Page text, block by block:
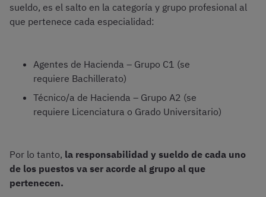
sueldo, es el salto en la categoría y grupo profesional al
que pertenece cada especialidad:
Agentes de Hacienda – Grupo C1 (se
requiere Bachillerato)
Técnico/a de Hacienda – Grupo A2 (se
requiere Licenciatura o Grado Universitario)
Por lo tanto, la responsabilidad y sueldo de cada uno
de los puestos va ser acorde al grupo al que
pertenecen.